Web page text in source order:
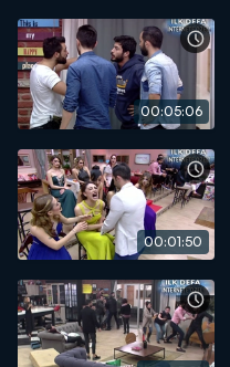
00:05:06
00:01:50